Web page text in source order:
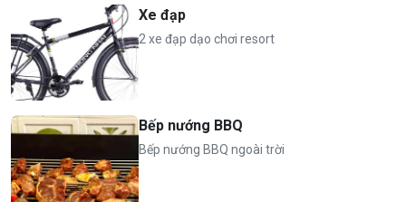
Xe đạp
2 xe đạp dạo chơi resort
Bếp nướng BBQ
Bếp nướng BBQ ngoài trời